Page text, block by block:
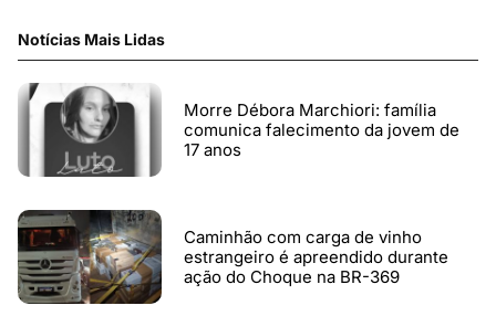
Notícias Mais Lidas
Morre Débora Marchiori: família
comunica falecimento da jovem de
17 anos
Caminhão com carga de vinho
estrangeiro é apreendido durante
ação do Choque na BR-369